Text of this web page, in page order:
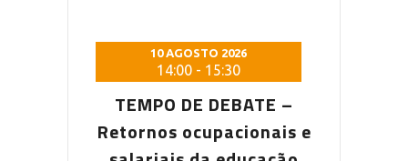
10 AGOSTO 2026
14:00 - 15:30
TEMPO DE DEBATE –
Retornos ocupacionais e